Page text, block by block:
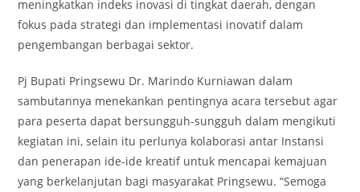
meningkatkan indeks inovasi di tingkat daerah, dengan
fokus pada strategi dan implementasi inovatif dalam
pengembangan berbagai sektor.
Pj Bupati Pringsewu Dr. Marindo Kurniawan dalam
sambutannya menekankan pentingnya acara tersebut agar
para peserta dapat bersungguh-sungguh dalam mengikuti
kegiatan ini, selain itu perlunya kolaborasi antar Instansi
dan penerapan ide-ide kreatif untuk mencapai kemajuan
yang berkelanjutan bagi masyarakat Pringsewu. “Semoga